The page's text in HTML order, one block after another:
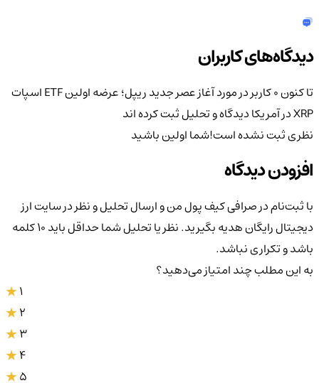
دیدگاه‌های کاربران
تا کنون 0 کاربر در مورد
آغاز عصر جدید ریپل؛ عرضه اولین ETF اسپات
XRP در آمریکا
دیدگاه و تحلیل ثبت کرده اند
نظری ثبت نشده است!شما اولین باشید
افزودن دیدگاه
با ثبت‌نام در صرافی کیف پول من و ارسال تحلیل و نظر در سایت ارز
دیجیتال رایگان هدیه بگیرید. نظر یا تحلیل شما حداقل باید ۱۰ کلمه
باشد و تکراری نباشد.
به این مطلب چند امتیاز می‌دهید؟
3
4
5